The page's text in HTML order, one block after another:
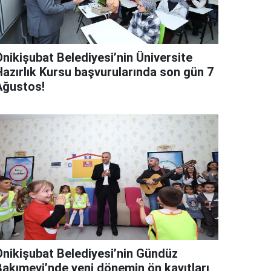
Belediyesi’nin Üniversite
Kursu başvurularında son gün 7
Belediyesi’nin Gündüz